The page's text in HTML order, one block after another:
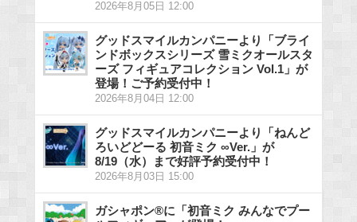
2026年8月05日 12:00
グッドスマイルカンパニーより「ブライ
ンドボックスシリーズ 雪ミクオールスタ
ーズ フィギュアコレクション Vol.1」が
登場！ご予約受付中！
2026年8月04日 12:00
グッドスマイルカンパニーより「ねんど
ろいどどーる 初音ミク ∞Ver.」が
8/19（水）まで好評予約受付中！
2026年8月03日 15:00
ガシャポン®に「初音ミク みんなでプー